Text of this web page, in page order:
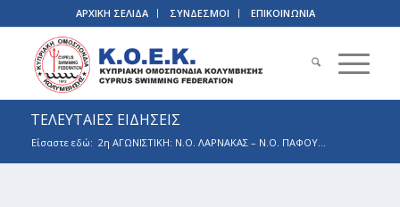
ΑΡΧΙΚΗ ΣΕΛΙΔΑ ΣΥΝΔΕΣΜΟΙ ΕΠΙΚΟΙΝΩΝΙΑ
ΤΕΛΕΥΤΑΙΕΣ ΕΙΔΗΣΕΙΣ
Είσαστε εδώ: 2η ΑΓΩΝΙΣΤΙΚΗ: Ν.Ο. ΛΑΡΝΑΚΑΣ – Ν.Ο. ΠΑΦΟΥ...